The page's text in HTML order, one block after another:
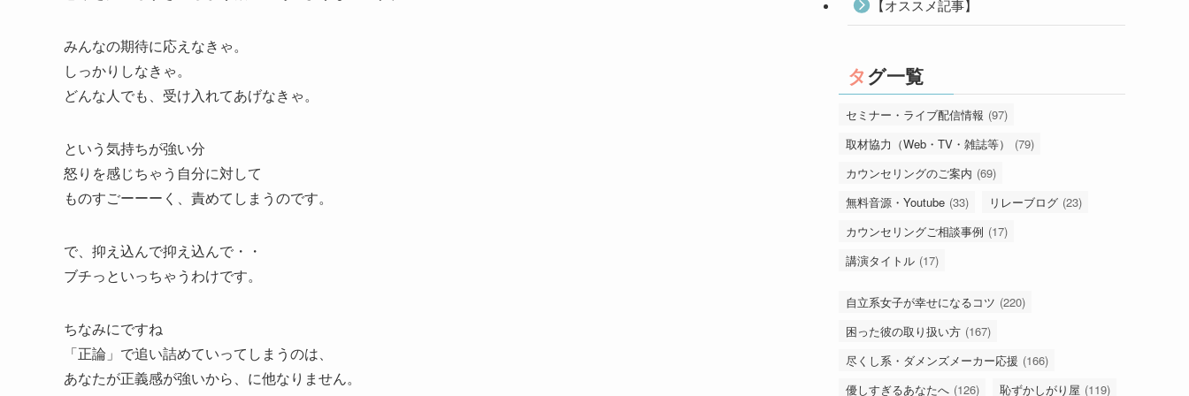
みんなの期待に応えなきゃ。
しっかりしなきゃ。
どんな人でも、受け入れてあげなきゃ。
という気持ちが強い分
怒りを感じちゃう自分に対して
ものすごーーーく、責めてしまうのです。
で、抑え込んで抑え込んで・・
ブチっといっちゃうわけです。
ちなみにですね
「正論」で追い詰めていってしまうのは、
あなたが正義感が強いから、に他なりません。
【オススメ記事】
タグ一覧
セミナー・ライブ配信情報 (97)
取材協力（Web・TV・雑誌等）
(79)
カウンセリングのご案内 (69)
無料音源・Youtube (33) リレーブログ (23)
カウンセリングご相談事例 (17)
講演タイトル (17)
自立系女子が幸せになるコツ (220)
困った彼の取り扱い方 (167)
尽くし系・ダメンズメーカー応援 (166)
優しすぎるあなたへ (126) 恥ずかしがり屋 (119)